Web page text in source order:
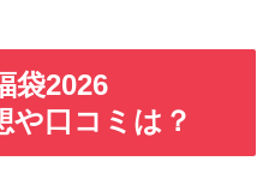
袋2026
や口コミは？